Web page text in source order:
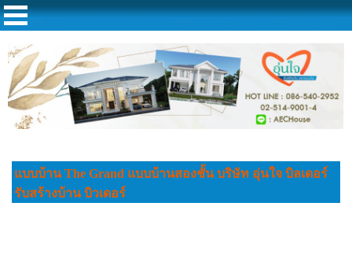
แบบบ้าน The Grand แบบบ้านสองชั้น บริษัท อุ่นใจ บิลเดอร์
รับสร้างบ้าน บิวเดอร์